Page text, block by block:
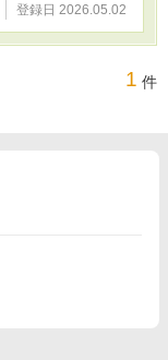
登録日 2026.05.02
1 件